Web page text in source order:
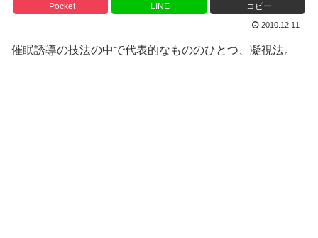
Pocket LINE コピー
2010.12.11
催眠誘導の技法の中で代表的なもののひとつ、凝視法。